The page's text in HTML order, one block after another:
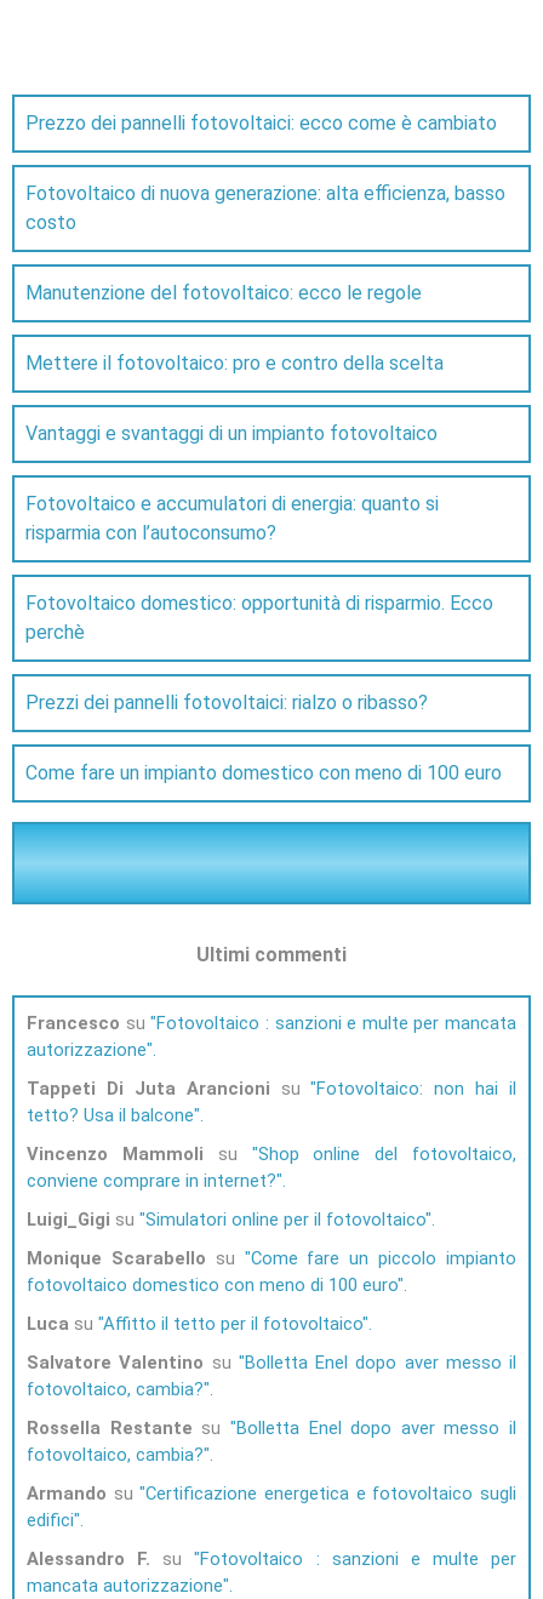
Prezzo dei pannelli fotovoltaici: ecco come è cambiato
Fotovoltaico di nuova generazione: alta efficienza, basso
costo
Manutenzione del fotovoltaico: ecco le regole
Mettere il fotovoltaico: pro e contro della scelta
Vantaggi e svantaggi di un impianto fotovoltaico
Fotovoltaico e accumulatori di energia: quanto si
risparmia con l’autoconsumo?
Fotovoltaico domestico: opportunità di risparmio. Ecco
perchè
Prezzi dei pannelli fotovoltaici: rialzo o ribasso?
Come fare un impianto domestico con meno di 100 euro
Ultimi commenti
Francesco su Fotovoltaico : sanzioni e multe per mancata
autorizzazione
Tappeti Di Juta Arancioni su Fotovoltaico: non hai il
tetto? Usa il balcone
Vincenzo Mammoli su
Shop online del fotovoltaico,
conviene comprare in internet?
Luigi_Gigi su Simulatori online per il fotovoltaico
Monique Scarabello su
Come fare un piccolo impianto
fotovoltaico domestico con meno di 100 euro
Luca su Affitto il tetto per il fotovoltaico
Salvatore Valentino su
Bolletta Enel dopo aver messo il
fotovoltaico, cambia?
Rossella Restante su
Bolletta Enel dopo aver messo il
fotovoltaico, cambia?
Armando su Certificazione energetica e fotovoltaico sugli
edifici
Alessandro F. su Fotovoltaico : sanzioni e multe per
mancata autorizzazione